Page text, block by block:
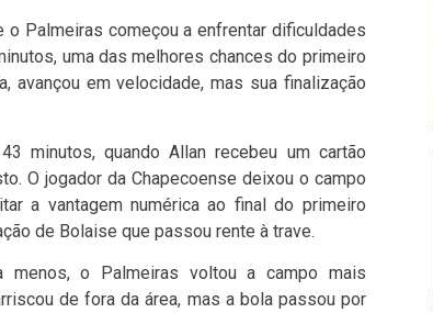
Palmeiras começou a enfrentar dificuldades
uma das melhores chances do primeiro
avançou em velocidade, mas sua finalização
minutos, quando Allan recebeu um cartão
O jogador da Chapecoense deixou o campo
a vantagem numérica ao final do primeiro
de Bolaise que passou rente à trave.
o Palmeiras voltou a campo mais
de fora da área, mas a bola passou por